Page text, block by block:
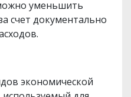
уменьшить
счет документально
экономической